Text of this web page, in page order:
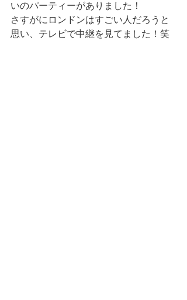
いのパーティーがありました！
さすがにロンドンはすごい人だろうと
思い、テレビで中継を見てました！笑